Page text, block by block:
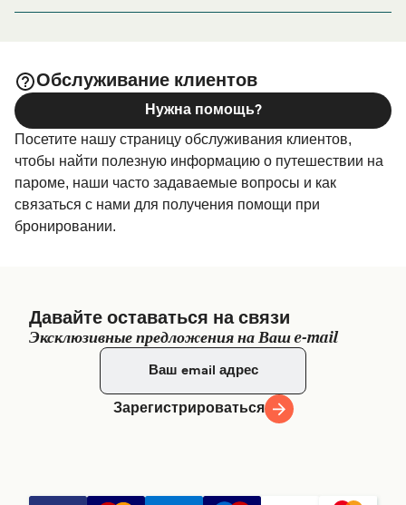
период поездки, пожалуйста, зайдите на нашу
страницуРазмещение в Pserimos, где вы найдете
самый широкий выбор и самые выгодные цены.
Обслуживание клиентов
Посетите нашу страницу обслуживания клиентов,
чтобы найти полезную информацию о путешествии на
пароме, наши часто задаваемые вопросы и как
связаться с нами для получения помощи при
бронировании.
Нужна помощь?
Давайте оставаться на связи
Эксклюзивные предложения на Ваш e-mail
Зарегистрироваться